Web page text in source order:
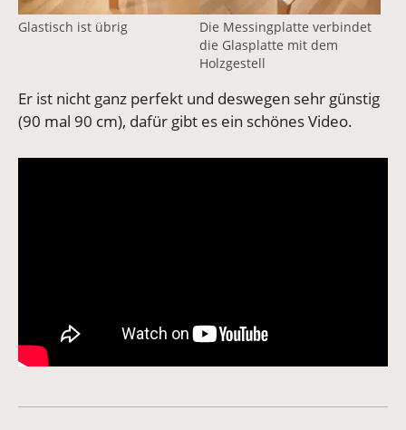
Glastisch ist übrig
Die Messingplatte verbindet
die Glasplatte mit dem
Holzgestell
Er ist nicht ganz perfekt und deswegen sehr günstig
(90 mal 90 cm), dafür gibt es ein schönes Video.